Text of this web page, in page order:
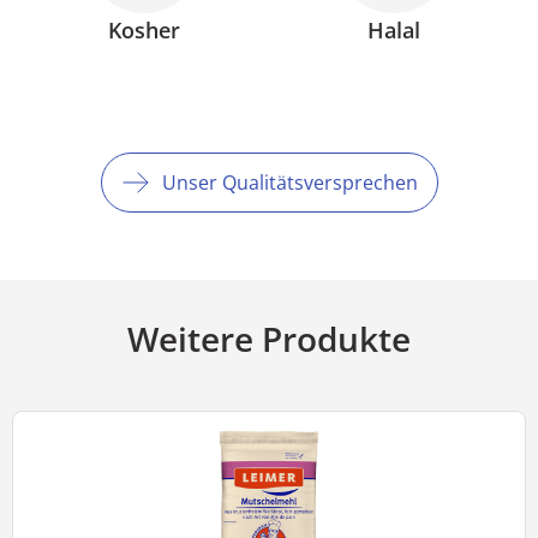
Kosher Halal
Unser Qualitätsversprechen
Weitere Produkte